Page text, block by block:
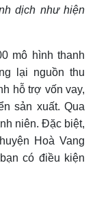
dịch như hiện
mô hình thanh
lại nguồn thu
hỗ trợ vốn vay,
sản xuất. Qua
niên. Đặc biệt,
Hoà Vang
có điều kiện